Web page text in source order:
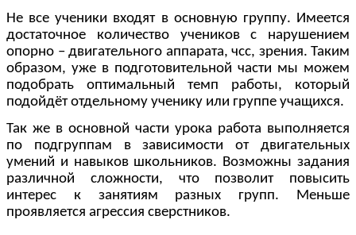
Не все ученики входят в основную группу. Имеется
достаточное количество учеников с нарушением
опорно – двигательного аппарата, чсс, зрения. Таким
образом, уже в подготовительной части мы можем
подобрать оптимальный темп работы, который
подойдёт отдельному ученику или группе учащихся.
Так же в основной части урока работа выполняется
по подгруппам в зависимости от двигательных
умений и навыков школьников. Возможны задания
различной сложности, что позволит повысить
интерес к занятиям разных групп. Меньше
проявляется агрессия сверстников.